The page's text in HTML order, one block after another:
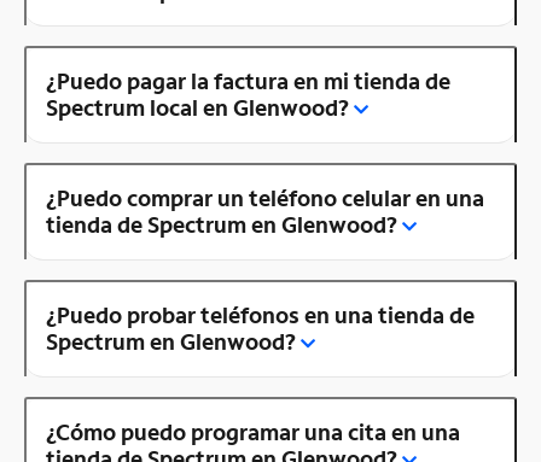
¿Puedo pagar la factura en mi tienda de
Spectrum local en Glenwood?
¿Puedo comprar un teléfono celular en una
tienda de Spectrum en Glenwood?
¿Puedo probar teléfonos en una tienda de
Spectrum en Glenwood?
¿Cómo puedo programar una cita en una